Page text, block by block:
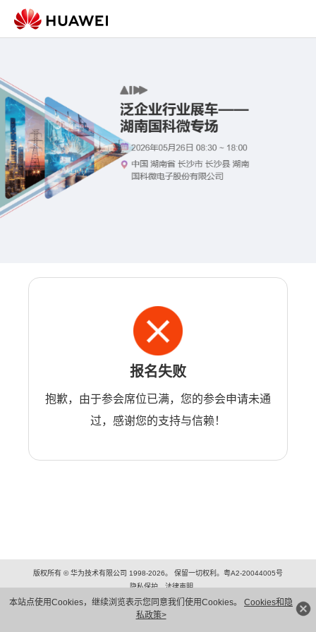
本站点使用Cookies，继续浏览表示您同意我们使用Cookies。 Cookies和隐
私政策>
报名失败
抱歉，由于参会席位已满，您的参会申请未通
过，感谢您的支持与信赖！
版权所有 © 华为技术有限公司 1998-2026。 保留一切权利。粤A2-20044005号
隐私保护
法律声明